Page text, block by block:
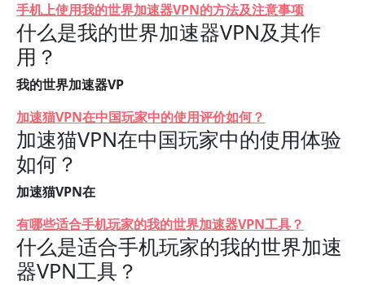
手机上使用我的世界加速器VPN的方法及注意事项
什么是我的世界加速器VPN及其作
用？
我的世界加速器VP
加速猫VPN在中国玩家中的使用评价如何？
加速猫VPN在中国玩家中的使用体验
如何？
加速猫VPN在
有哪些适合手机玩家的我的世界加速器VPN工具？
什么是适合手机玩家的我的世界加速
器VPN工具？